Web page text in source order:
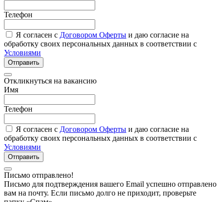
Телефон
Я согласен с Договором Оферты и даю согласие на
обработку своих персональных данных в соответствии с
Условиями
Отправить
Откликнуться на вакансию
Имя
Телефон
Я согласен с Договором Оферты и даю согласие на
обработку своих персональных данных в соответствии с
Условиями
Отправить
Письмо отправлено!
Письмо для подтверждения вашего Email успешно отправлено
вам на почту. Если письмо долго не приходит, проверьте